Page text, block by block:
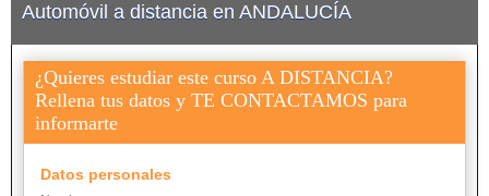
Automóvil a distancia en ANDALUCÍA
¿Quieres estudiar este curso A DISTANCIA?
Rellena tus datos y TE CONTACTAMOS para
informarte
Datos personales